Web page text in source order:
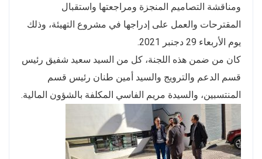
ومناقشة التصاميم المنجزة ومراجعتها واستقبال
المقترحات والعمل على إدراجها في مشروع التهيئة، وذلك
يوم الأربعاء 29 دجنبر 2021.
كان من ضمن هذه اللجنة، كل من السيد سعيد شفيق رئيس
قسم الدعم والترويج والسيد أمين طنان رئيس قسم
المنتسبين، والسيدة مريم الفاسي المكلفة بالشؤون المالية.